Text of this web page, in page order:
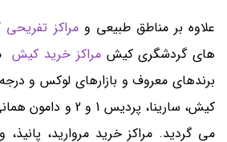
علاوه بر مناطق طبیعی ومراکز
های گردشگری کیشمراکز خرید کیش
برندهای معروف و بازارهای لوکس و
کیش، سارینا، پردیس
می گردید. مراکز خرید مروارید،